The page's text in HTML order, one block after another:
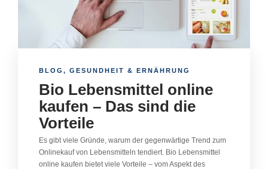
BLOG , GESUNDHEIT & ERNÄHRUNG
Bio Lebensmittel online
kaufen – Das sind die
Vorteile
Es gibt viele Gründe, warum der gegenwärtige Trend zum
Onlinekauf von Lebensmitteln tendiert. Bio Lebensmittel
online kaufen bietet viele Vorteile – vom Aspekt des